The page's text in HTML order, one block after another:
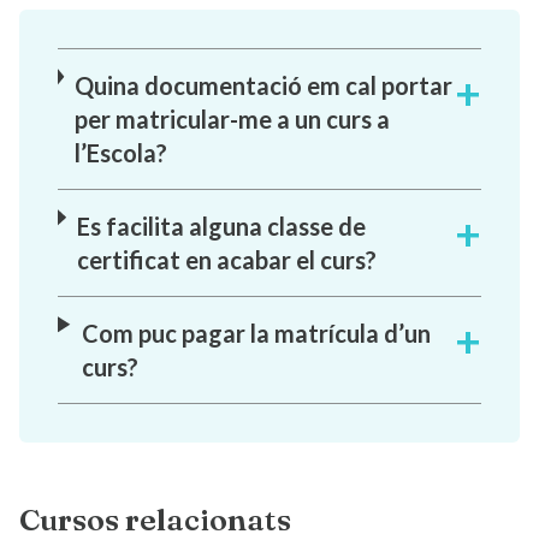
Quina documentació em cal portar
per matricular-me a un curs a
l’Escola?
Es facilita alguna classe de
certificat en acabar el curs?
Com puc pagar la matrícula d’un
curs?
Cursos relacionats